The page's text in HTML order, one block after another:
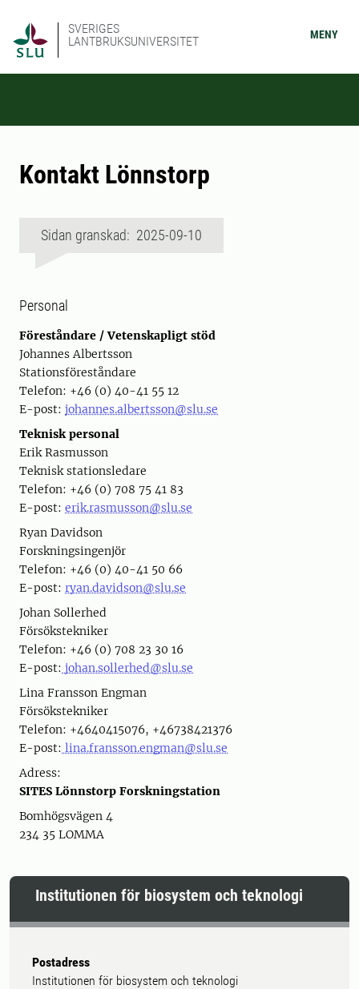
SVERIGES
LANTBRUKSUNIVERSITET
MENY
Kontakt Lönnstorp
Sidan granskad: 2025-09-10
Personal
Föreståndare / Vetenskapligt stöd
Johannes Albertsson
Stationsföreståndare
Telefon: +46 (0) 40-41 55 12
E-post: johannes.albertsson@slu.se
Teknisk personal
Erik Rasmusson
Teknisk stationsledare
Telefon: +46 (0) 708 75 41 83
E-post: erik.rasmusson@slu.se
Ryan Davidson
Forskningsingenjör
Telefon: +46 (0) 40-41 50 66
E-post: ryan.davidson@slu.se
Johan Sollerhed
Försökstekniker
Telefon: +46 (0) 708 23 30 16
E-post: johan.sollerhed@slu.se
Lina Fransson Engman
Försökstekniker
Telefon: +4640415076, +46738421376
E-post: lina.fransson.engman@slu.se
Adress:
SITES Lönnstorp Forskningstation
Bomhögsvägen 4
234 35 LOMMA
Institutionen för biosystem och teknologi
Postadress
Institutionen för biosystem och teknologi